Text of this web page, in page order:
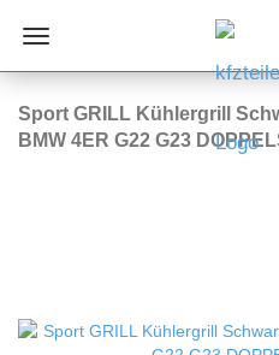
Sport GRILL Kühlergrill
BMW 4ER G22 G23